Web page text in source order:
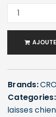
Brands:
Categories:
laisses